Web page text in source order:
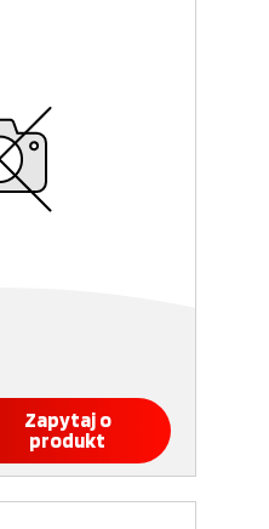
Zapytaj o
produkt